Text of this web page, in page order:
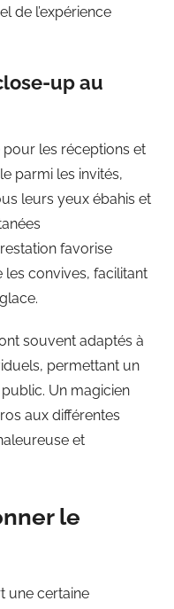
de l’expérience
up au
pour les réceptions et
parmi les invités,
leurs yeux ébahis et
favorise
convives, facilitant
souvent adaptés à
permettant un
Un magicien
aux différentes
et
le
une certaine